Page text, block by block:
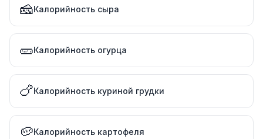
🧀Калорийность сыра
🥒Калорийность огурца
🍗Калорийность куриной грудки
🥔Калорийность картофеля